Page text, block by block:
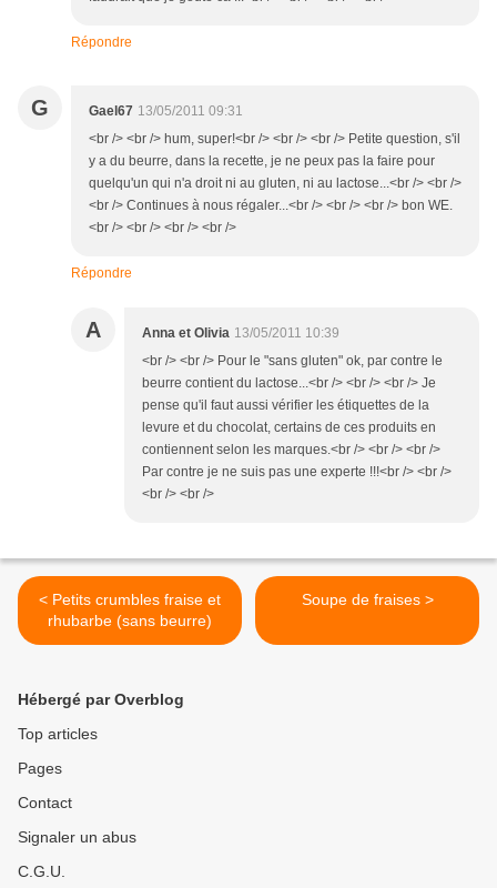
Répondre
G Gael67 13/05/2011 09:31
<br /> <br /> hum, super!<br /> <br /> <br /> Petite question, s'il
y a du beurre, dans la recette, je ne peux pas la faire pour
quelqu'un qui n'a droit ni au gluten, ni au lactose...<br /> <br />
<br /> Continues à nous régaler...<br /> <br /> <br /> bon WE.
<br /> <br /> <br /> <br />
Répondre
A Anna et Olivia 13/05/2011 10:39
<br /> <br /> Pour le "sans gluten" ok, par contre le
beurre contient du lactose...<br /> <br /> <br /> Je
pense qu'il faut aussi vérifier les étiquettes de la
levure et du chocolat, certains de ces produits en
contiennent selon les marques.<br /> <br /> <br />
Par contre je ne suis pas une experte !!!<br /> <br />
<br /> <br />
< Petits crumbles fraise et
rhubarbe (sans beurre)
Soupe de fraises >
Hébergé par Overblog
Top articles
Pages
Contact
Signaler un abus
C.G.U.